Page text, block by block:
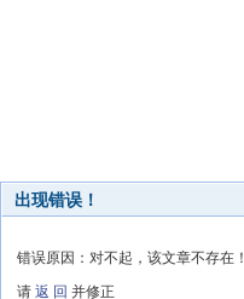
出现错误！
错误原因：对不起，该文章不存在！
请 返 回 并修正